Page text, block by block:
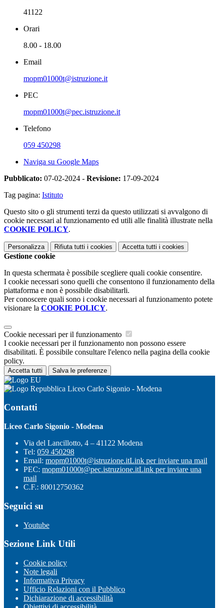
41122
Orari
8.00 - 18.00
Email
mopm01000t@istruzione.it
PEC
mopm01000t@pec.istruzione.it
Telefono
059 450298
Naviga su Google Maps
Pubblicato: 07-02-2024 - Revisione: 17-09-2024
Tag pagina: Istituto
Questo sito o gli strumenti terzi da questo utilizzati si avvalgono di
cookie necessari al funzionamento ed utili alle finalità illustrate nella
COOKIE POLICY.
Personalizza Rifiuta tutti i cookies Accetta tutti i cookies
Gestione cookie
In questa schermata è possibile scegliere quali cookie consentire.
I cookie necessari sono quelli che consentono il funzionamento della
piattaforma e non è possibile disabilitarli.
Per conoscere quali sono i cookie necessari al funzionamento potete
visionare la COOKIE POLICY.
Cookie necessari per il funzionamento
I cookie necessari per il funzionamento non possono essere
disabilitati. È possibile consultare l'elenco nella pagina della cookie
policy.
Accetta tutti Salva le preferenze
Liceo Carlo Sigonio - Modena
Contatti
Liceo Carlo Sigonio - Modena
Via del Lancillotto, 4 – 41122 Modena
Tel: 059 450298
Email: mopm01000t@istruzione.itLink per inviare una mail
PEC: mopm01000t@pec.istruzione.itLink per inviare una
mail
C.F.: 80012750362
Seguici su
Youtube
Sezione Link Utili
Cookie policy
Note legali
Informativa Privacy
Ufficio Relazioni con il Pubblico
Dichiarazione di accessibilità